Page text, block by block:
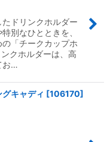
ドリンクホルダー
別なひとときを、
「チークカップホ
クホルダーは、高
お…
キャディ [106170]